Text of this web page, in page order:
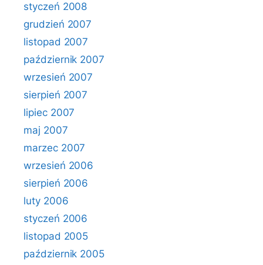
styczeń 2008
grudzień 2007
listopad 2007
październik 2007
wrzesień 2007
sierpień 2007
lipiec 2007
maj 2007
marzec 2007
wrzesień 2006
sierpień 2006
luty 2006
styczeń 2006
listopad 2005
październik 2005